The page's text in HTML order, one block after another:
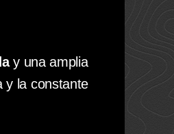
y una amplia
y la constante